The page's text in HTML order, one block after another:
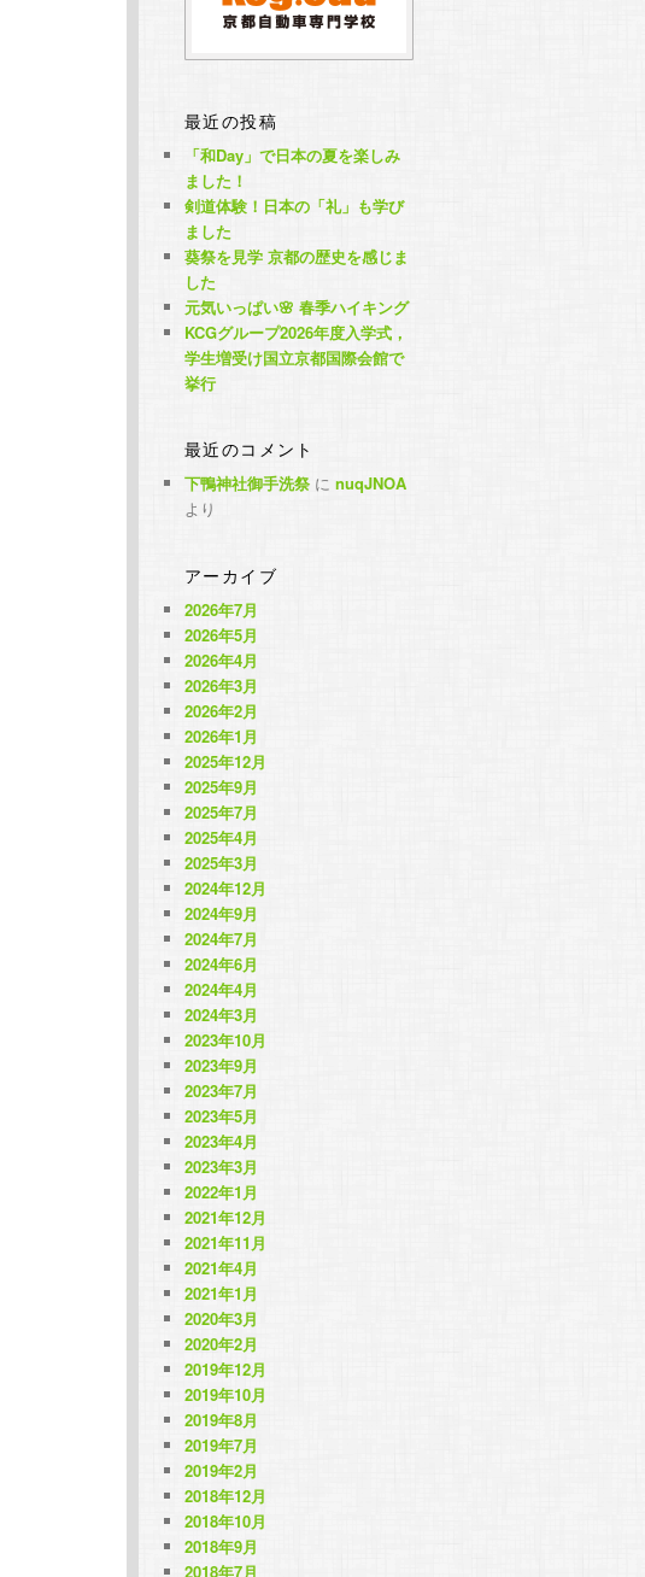
最近の投稿
「和Day」で日本の夏を楽しみ
ました！
剣道体験！日本の「礼」も学び
ました
葵祭を見学 京都の歴史を感じま
した
元気いっぱい🌸 春季ハイキング
KCGグループ2026年度入学式，
学生増受け国立京都国際会館で
挙行
最近のコメント
下鴨神社御手洗祭 に nuqJNOA
より
アーカイブ
2026年7月
2026年5月
2026年4月
2026年3月
2026年2月
2026年1月
2025年12月
2025年9月
2025年7月
2025年4月
2025年3月
2024年12月
2024年9月
2024年7月
2024年6月
2024年4月
2024年3月
2023年10月
2023年9月
2023年7月
2023年5月
2023年4月
2023年3月
2022年1月
2021年12月
2021年11月
2021年4月
2021年1月
2020年3月
2020年2月
2019年12月
2019年10月
2019年8月
2019年7月
2019年2月
2018年12月
2018年10月
2018年9月
2018年7月